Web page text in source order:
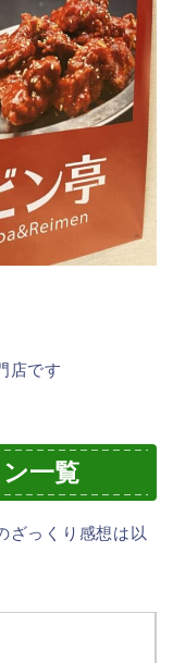
店です
一覧
ざっくり感想は以